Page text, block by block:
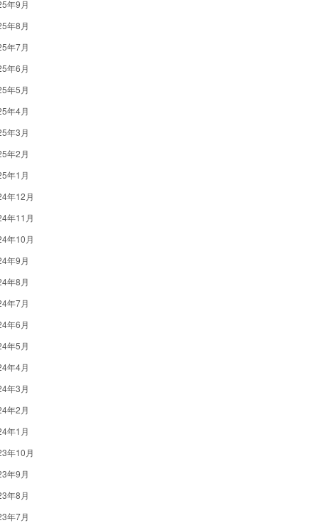
年9月
年8月
年7月
年6月
年5月
年4月
年3月
年2月
年1月
年12月
年11月
年10月
年9月
年8月
年7月
年6月
年5月
年4月
年3月
年2月
年1月
年10月
年9月
年8月
年7月